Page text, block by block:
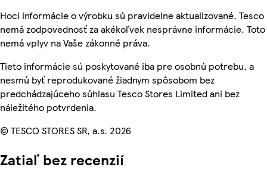
Hoci informácie o výrobku sú pravidelne aktualizované, Tesco
nemá zodpovednosť za akékoľvek nesprávne informácie. Toto
nemá vplyv na Vaše zákonné práva.
Tieto informácie sú poskytované iba pre osobnú potrebu, a
nesmú byť reprodukované žiadnym spôsobom bez
predchádzajúceho súhlasu Tesco Stores Limited ani bez
náležitého potvrdenia.
© TESCO STORES SR, a.s. 2026
Zatiaľ bez recenzií